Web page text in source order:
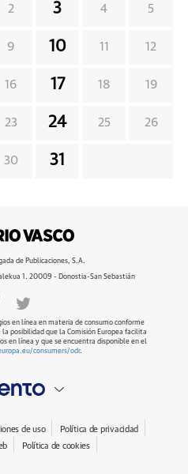
2 3 4 5
9 10 11 12
16 17 18 19
23 24 25 26
30 31
de Publicaciones, S.A.
1. 20009 - Donostia-San Sebastián
en línea en materia de consumo conforme
posibilidad que la Comisión Europea facilita
en línea y que se encuentra disponible en el
consumers/odr.
de uso
Política de privacidad
Política de cookies